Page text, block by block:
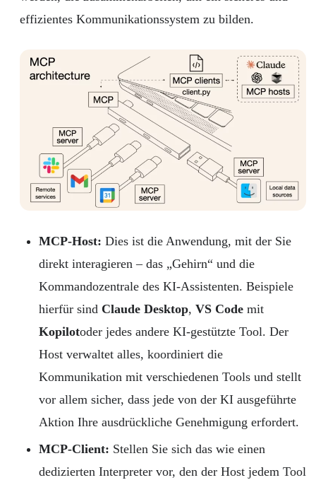
effizientes Kommunikationssystem zu bilden.
MCP-Host: Dies ist die Anwendung, mit der Sie
direkt interagieren – das „Gehirn“ und die
Kommandozentrale des KI-Assistenten. Beispiele
hierfür sind Claude Desktop, VS Code mit
Kopilotoder jedes andere KI-gestützte Tool. Der
Host verwaltet alles, koordiniert die
Kommunikation mit verschiedenen Tools und stellt
vor allem sicher, dass jede von der KI ausgeführte
Aktion Ihre ausdrückliche Genehmigung erfordert.
MCP-Client: Stellen Sie sich das wie einen
dedizierten Interpreter vor, den der Host jedem Tool